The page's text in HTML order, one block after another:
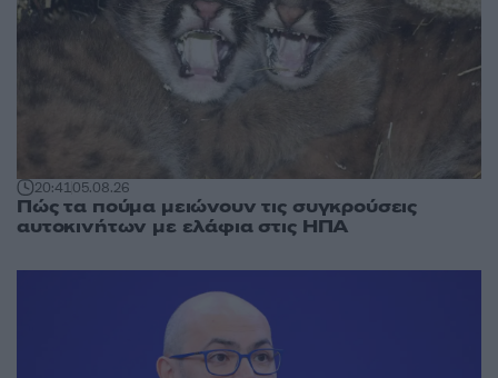
20:4105.08.26
Πώς τα πούμα μειώνουν τις συγκρούσεις
αυτοκινήτων με ελάφια στις ΗΠΑ